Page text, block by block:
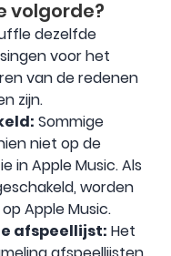
volgorde?
dezelfde
voor het
van de redenen
zijn.
Sommige
niet op de
in Apple Music. Als
worden
Apple Music.
afspeellijst: Het